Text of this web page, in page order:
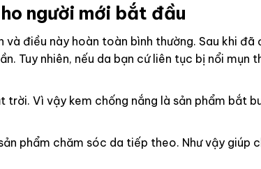
người mới bắt đầu
điều này hoàn toàn bình thường. Sau khi đã
Tuy nhiên, nếu da bạn cứ liên tục bị nổi mụn
trời. Vì vậy kem chống nắng là sản phẩm bắt
phẩm chăm sóc da tiếp theo. Như vậy giúp